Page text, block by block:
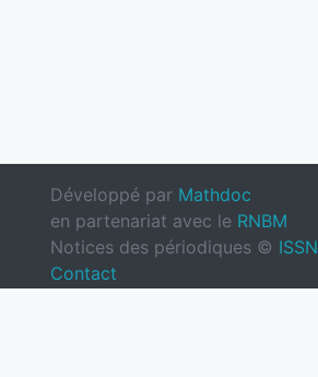
Développé par Mathdoc
en partenariat avec le RNBM
Notices des périodiques © ISSN
Contact